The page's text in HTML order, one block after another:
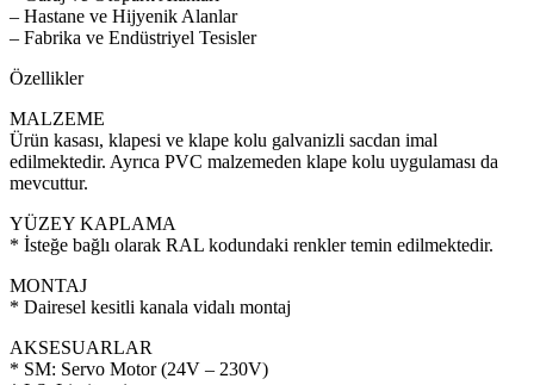
– Hastane ve Hijyenik Alanlar
– Fabrika ve Endüstriyel Tesisler
Özellikler
MALZEME
Ürün kasası, klapesi ve klape kolu galvanizli sacdan imal
edilmektedir. Ayrıca PVC malzemeden klape kolu uygulaması da
mevcuttur.
YÜZEY KAPLAMA
* İsteğe bağlı olarak RAL kodundaki renkler temin edilmektedir.
MONTAJ
* Dairesel kesitli kanala vidalı montaj
AKSESUARLAR
* SM: Servo Motor (24V – 230V)